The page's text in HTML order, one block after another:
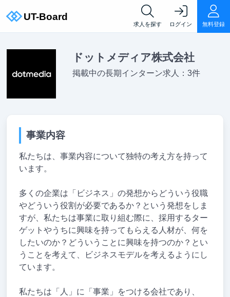
求人を探す ログイン 無料登録
ドットメディア株式会社
掲載中の長期インターン求人：3件
事業内容
私たちは、事業内容について独特の考え方を持って
います。
多くの企業は「ビジネス」の発想からどういう役職
やどういう役割が必要であるか？という発想をしま
すが、私たちは事業に取り組む際に、採用するター
ゲットやうちに興味を持ってもらえる人材が、何を
したいのか？どういうことに興味を持つのか？とい
うことを考えて、ビジネスモデルを考えるようにし
ています。
私たちは「人」に「事業」をつける会社であり、